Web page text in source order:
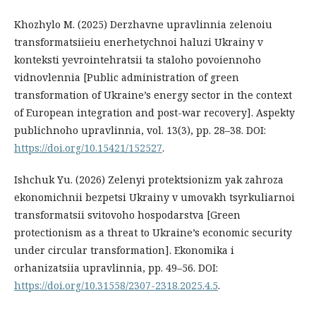
Khozhylo M. (2025) Derzhavne upravlinnia zelenoiu
transformatsiieiu enerhetychnoi haluzi Ukrainy v
konteksti yevrointehratsii ta staloho povoiennoho
vidnovlennia [Public administration of green
transformation of Ukraine’s energy sector in the context
of European integration and post-war recovery]. Aspekty
publichnoho upravlinnia, vol. 13(3), pp. 28–38. DOI:
https://doi.org/10.15421/152527.
Ishchuk Yu. (2026) Zelenyi protektsionizm yak zahroza
ekonomichnii bezpetsi Ukrainy v umovakh tsyrkuliarnoi
transformatsii svitovoho hospodarstva [Green
protectionism as a threat to Ukraine’s economic security
under circular transformation]. Ekonomika i
orhanizatsiia upravlinnia, pp. 49–56. DOI:
https://doi.org/10.31558/2307-2318.2025.4.5.